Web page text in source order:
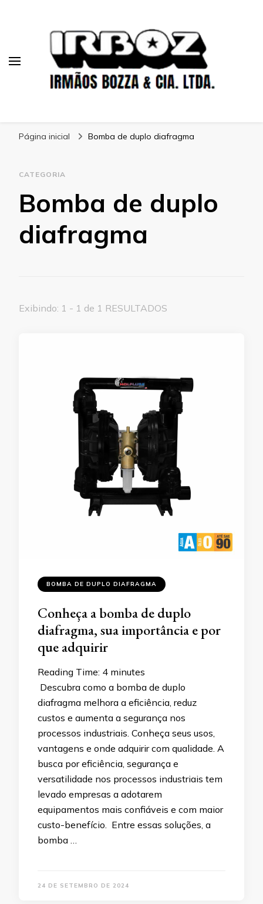
Página inicial Bomba de duplo diafragma
CATEGORIA
Bomba de duplo
diafragma
Exibindo: 1 - 1 de 1 RESULTADOS
BOMBA DE DUPLO DIAFRAGMA
Conheça a bomba de duplo
diafragma, sua importância e por
que adquirir
Reading Time: 4 minutes
Descubra como a bomba de duplo
diafragma melhora a eficiência, reduz
custos e aumenta a segurança nos
processos industriais. Conheça seus usos,
vantagens e onde adquirir com qualidade. A
busca por eficiência, segurança e
versatilidade nos processos industriais tem
levado empresas a adotarem
equipamentos mais confiáveis e com maior
custo-benefício. Entre essas soluções, a
bomba …
24 DE SETEMBRO DE 2024